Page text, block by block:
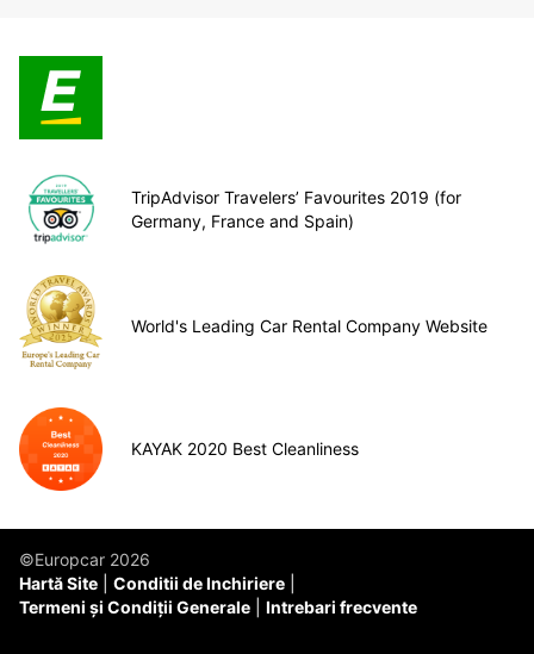
TripAdvisor Travelers’ Favourites 2019 (for
Germany, France and Spain)
World's Leading Car Rental Company Website
KAYAK 2020 Best Cleanliness
©Europcar 2026
Hartă Site
Conditii de Inchiriere
Termeni și Condiții Generale
Intrebari frecvente